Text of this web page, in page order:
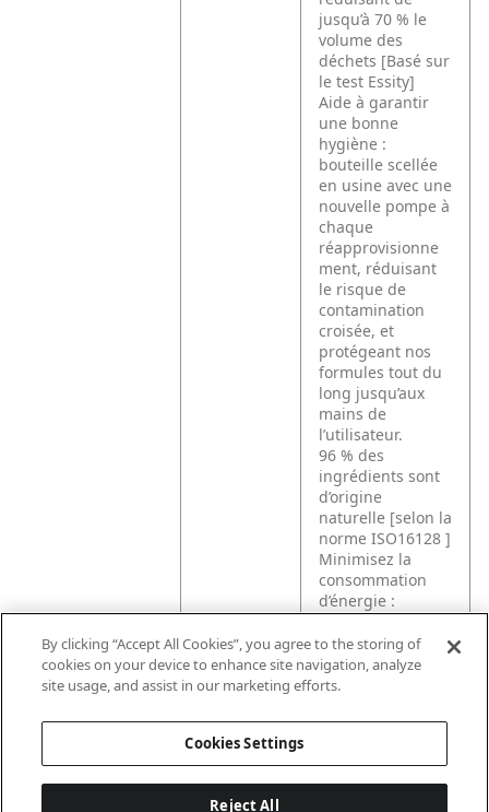
jusqu’à 70 % le
volume des
déchets [Basé sur
le test Essity]
Aide à garantir
une bonne
hygiène :
bouteille scellée
en usine avec une
nouvelle pompe à
chaque
réapprovisionne
ment, réduisant
le risque de
contamination
croisée, et
protégeant nos
formules tout du
long jusqu’aux
mains de
l’utilisateur.
96 % des
ingrédients sont
d’origine
naturelle [selon la
norme ISO16128 ]
Minimisez la
consommation
d’énergie :
efficacité prouvée
de ce savon dans
l’eau froide [Basé
sur des tests à
By clicking “Accept All Cookies”, you agree to the storing of
cookies on your device to enhance site navigation, analyze
site usage, and assist in our marketing efforts.
Cookies Settings
Reject All